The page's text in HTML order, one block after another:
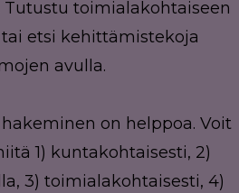
toimialakohtaiseen
etsi kehittämistekoja
avulla.
on helppoa. Voit
1) kuntakohtaisesti, 2)
3) toimialakohtaisesti, 4)